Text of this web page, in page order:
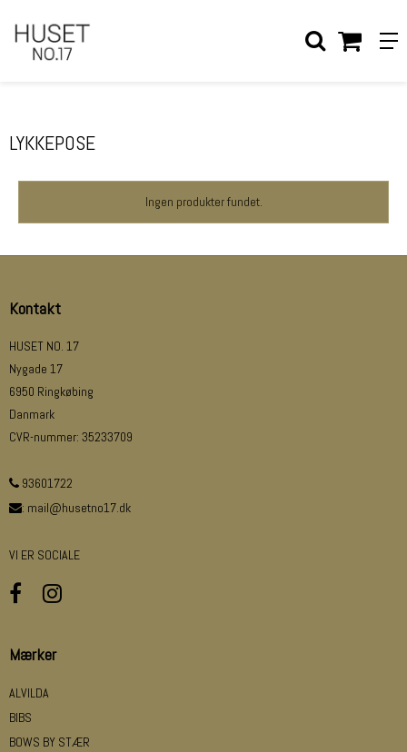
Forside / Shop
LYKKEPOSE
Ingen produkter fundet.
Kontakt
HUSET NO. 17
Nygade 17
6950 Ringkøbing
Danmark
CVR-nummer: 35233709
93601722
: mail@husetno17.dk
VI ER SOCIALE
Mærker
ALVILDA
BIBS
BOWS BY STÆR